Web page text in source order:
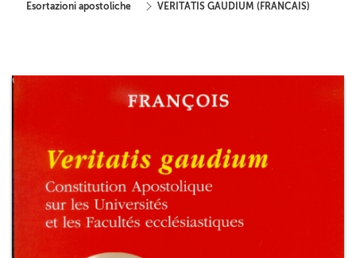
PAPA
+
CHIESA
MONDO
RIVISTE
CEI
Esortazioni apostoliche
VERITATIS GAUDIUM (FRANCAIS)